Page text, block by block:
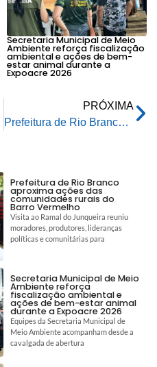
Secretaria Municipal de Meio
Ambiente reforça fiscalização
ambiental e ações de bem-
estar animal durante a
Expoacre 2026
PRÓXIMA
Prefeitura de Rio Branco amplia abastecimento e melhora distribuição de água na parte alta
Prefeitura de Rio Branco
aproxima ações das
comunidades rurais do
Barro Vermelho
Visita ao Ramal do Junqueira reuniu
moradores, produtores, lideranças
políticas e comunitárias para
Secretaria Municipal de Meio
Ambiente reforça
fiscalização ambiental e
ações de bem-estar animal
durante a Expoacre 2026
Equipes da Secretaria Municipal de
Meio Ambiente acompanham desde a
cavalgada de abertura